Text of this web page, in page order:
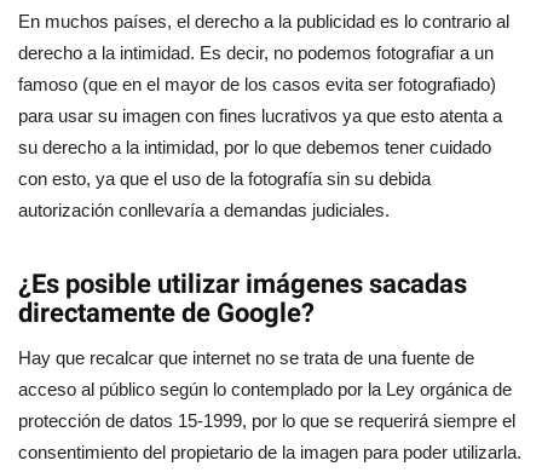
En muchos países, el derecho a la publicidad es lo contrario al
derecho a la intimidad. Es decir, no podemos fotografiar a un
famoso (que en el mayor de los casos evita ser fotografiado)
para usar su imagen con fines lucrativos ya que esto atenta a
su derecho a la intimidad, por lo que debemos tener cuidado
con esto, ya que el uso de la fotografía sin su debida
autorización conllevaría a demandas judiciales.
¿Es posible utilizar imágenes sacadas
directamente de Google?
Hay que recalcar que internet no se trata de una fuente de
acceso al público según lo contemplado por la Ley orgánica de
protección de datos 15-1999, por lo que se requerirá siempre el
consentimiento del propietario de la imagen para poder utilizarla.